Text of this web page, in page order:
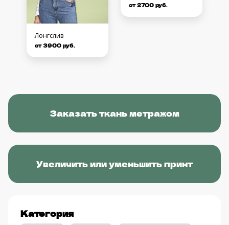
Лонгслив
от 3900 руб.
от 2700 руб.
Заказать ткань метражом
Увеличить или уменьшить принт
Категория